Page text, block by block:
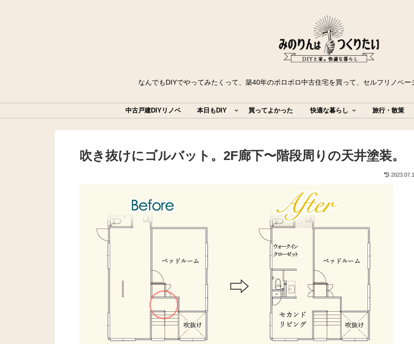
なんでもDIYでやってみたくって、築40年のボロボロ中古住宅を買って、セルフリノベー
中古戸建DIYリノベ 本日もDIY 買ってよかった 快適な暮らし 旅行・散策
吹き抜けにゴルバット。2F廊下〜階段周りの天井塗装。